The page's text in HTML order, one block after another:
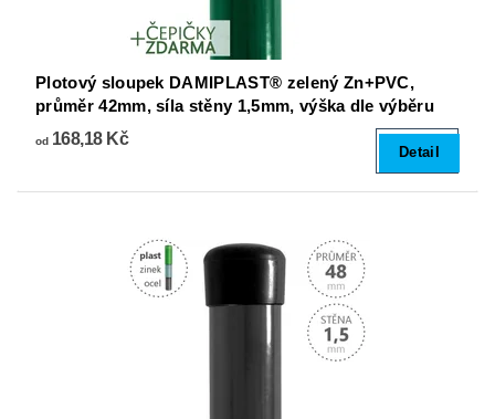
Plotový sloupek DAMIPLAST® zelený Zn+PVC,
průměr 42mm, síla stěny 1,5mm, výška dle výběru
od168,18 Kč
Detail